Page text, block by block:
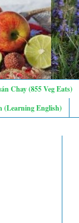
Chay (855 Veg Eats)
(Learning English)